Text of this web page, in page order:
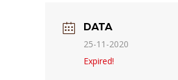
DATA
25-11-2020
Expired!